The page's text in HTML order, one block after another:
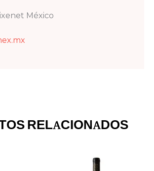
México
RELACIONADOS